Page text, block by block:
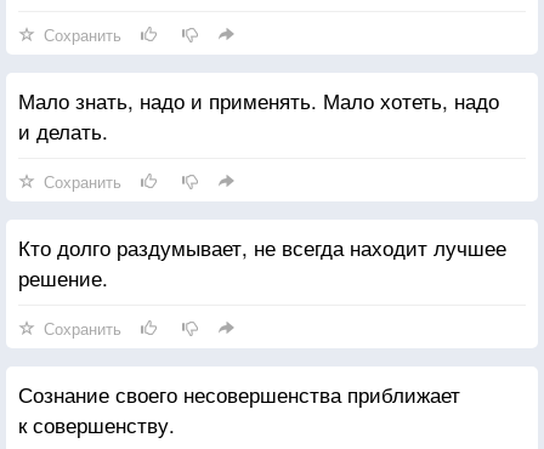
Сохранить
Мало знать, надо и применять. Мало хотеть, надо
и делать.
Сохранить
Кто долго раздумывает, не всегда находит лучшее
решение.
Сохранить
Сознание своего несовершенства приближает
к совершенству.